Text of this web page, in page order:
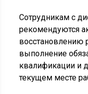
Сотрудникам с
рекомендуются
восстановлению
выполнение
квалификации и
текущем месте